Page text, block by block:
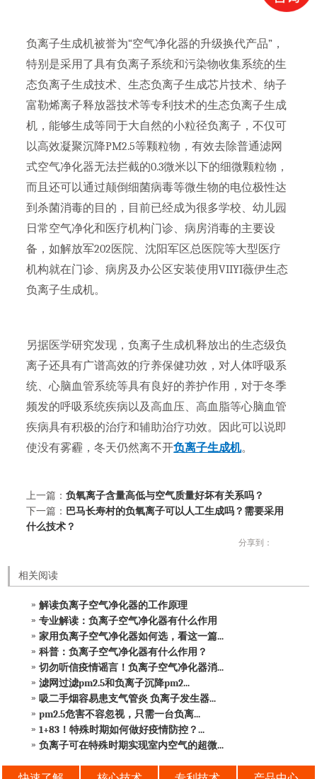
负离子生成机被誉为“空气净化器的升级换代产品”，
特别是采用了具有负离子系统和污染物收集系统的生
态负离子生成技术、生态负离子生成芯片技术、纳子
富勒烯离子释放器技术等专利技术的生态负离子生成
机，能够生成等同于大自然的小粒径负离子，不仅可
以高效凝聚沉降PM2.5等颗粒物，有效去除普通滤网
式空气净化器无法拦截的0.3微米以下的细微颗粒物，
而且还可以通过颠倒细菌病毒等微生物的电位极性达
到杀菌消毒的目的，目前已经成为很多学校、幼儿园
日常空气净化和医疗机构门诊、病房消毒的主要设
备，如解放军202医院、沈阳军区总医院等大型医疗
机构就在门诊、病房及办公区安装使用VIIYI薇伊生态
负离子生成机。
另据医学研究发现，负离子生成机释放出的生态级负
离子还具有广谱高效的疗养保健功效，对人体呼吸系
统、心脑血管系统等具有良好的养护作用，对于冬季
频发的呼吸系统疾病以及高血压、高血脂等心脑血管
疾病具有积极的治疗和辅助治疗功效。因此可以说即
使没有雾霾，冬天仍然离不开负离子生成机。
上一篇：负氧离子含量高低与空气质量好坏有关系吗？
下一篇： 巴马长寿村的负氧离子可以人工生成吗？需要采用
什么技术？
分享到：
相关阅读
解读负离子空气净化器的工作原理
专业解读：负离子空气净化器有什么作用
家用负离子空气净化器如何选，看这一篇...
科普：负离子空气净化器有什么作用？
切勿听信疫情谣言！负离子空气净化器消...
滤网过滤pm2.5和负离子沉降pm2...
吸二手烟容易患支气管炎 负离子发生器...
pm2.5危害不容忽视，只需一台负离...
1+83！特殊时期如何做好疫情防控？...
负离子可在特殊时期实现室内空气的超微...